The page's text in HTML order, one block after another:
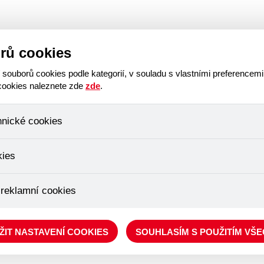
cookies
cookies podle kategorií, v souladu s vlastními
naleznete zde zde.
cookies
produktů v nákupním košíku, ovládání filtrů a také nastavení
protože anonymizované cookies nelze přiřadit konkrétnímu
cookies
NASTAVENÍ COOKIES SOUHLASÍM S POUŽITÍM